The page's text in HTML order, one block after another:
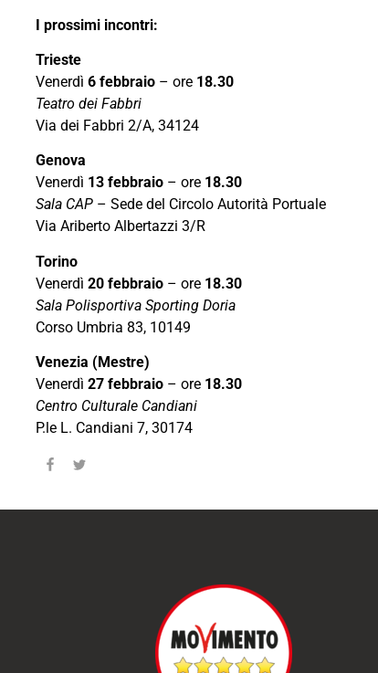
I prossimi incontri:
Trieste
Venerdì 6 febbraio– ore 18.30
Teatro dei Fabbri
Via dei Fabbri 2/A, 34124
Genova
Venerdì 13 febbraio– ore 18.30
Sala CAP– Sede del Circolo Autorità Portuale
Via Ariberto Albertazzi 3/R
Torino
Venerdì 20 febbraio– ore 18.30
Sala Polisportiva Sporting Doria
Corso Umbria 83, 10149
Venezia (Mestre)
Venerdì 27 febbraio– ore 18.30
Centro Culturale Candiani
P.le L. Candiani 7, 30174